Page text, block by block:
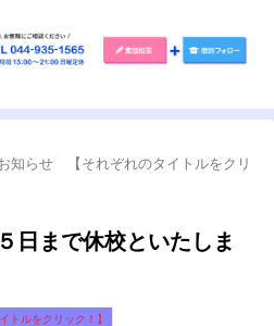
知らせ 【それぞれのタイトルをクリ
日まで休校といたしま
ルをクリック！】